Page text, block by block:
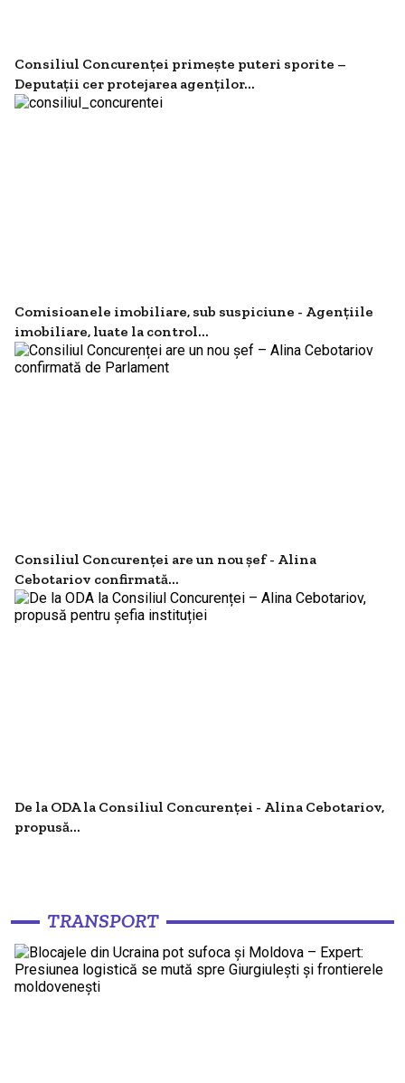
Consiliul Concurenței primește puteri sporite –
Deputații cer protejarea agenților...
Comisioanele imobiliare, sub suspiciune - Agențiile
imobiliare, luate la control...
Consiliul Concurenței are un nou șef - Alina
Cebotariov confirmată...
De la ODA la Consiliul Concurenței - Alina Cebotariov,
propusă...
TRANSPORT